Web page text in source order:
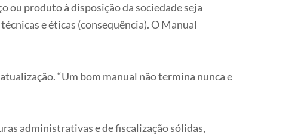
ou produto à disposição da sociedade seja
e éticas (consequência). O Manual
“Um bom manual não termina nunca e
administrativas e de fiscalização sólidas,